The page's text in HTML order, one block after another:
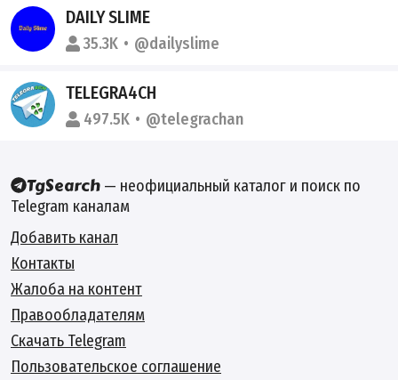
DAILY SLIME
35.3K @dailyslime
TELEGRA4CH
497.5K @telegrachan
— неофициальный каталог и поиск по
Telegram каналам
Добавить канал
Контакты
Жалоба на контент
Правообладателям
Скачать Telegram
Пользовательское соглашение